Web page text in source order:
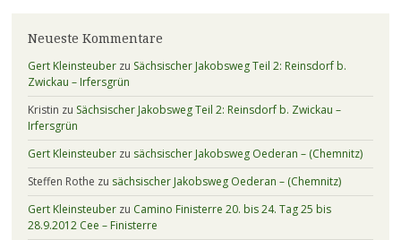
Neueste Kommentare
Gert Kleinsteuberzu Sächsischer Jakobsweg Teil 2: Reinsdorf b.
Zwickau – Irfersgrün
Kristin zu Sächsischer Jakobsweg Teil 2: Reinsdorf b. Zwickau –
Irfersgrün
Gert Kleinsteuberzu sächsischer Jakobsweg Oederan – (Chemnitz)
Steffen Rothe zu sächsischer Jakobsweg Oederan – (Chemnitz)
Gert Kleinsteuberzu Camino Finisterre 20. bis 24. Tag 25 bis
28.9.2012 Cee – Finisterre